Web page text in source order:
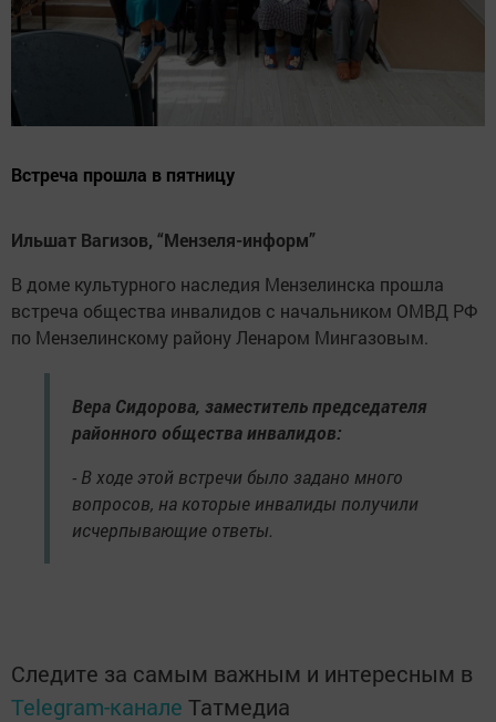
Встреча прошла в пятницу
Ильшат Вагизов, “Мензеля-информ”
В доме культурного наследия Мензелинска прошла
встреча общества инвалидов с начальником ОМВД РФ
по Мензелинскому району Ленаром Мингазовым.
Вера Сидорова, заместитель председателя
районного общества инвалидов:
- В ходе этой встречи было задано много
вопросов, на которые инвалиды получили
исчерпывающие ответы.
Следите за самым важным и интересным в
Telegram-канале Татмедиа